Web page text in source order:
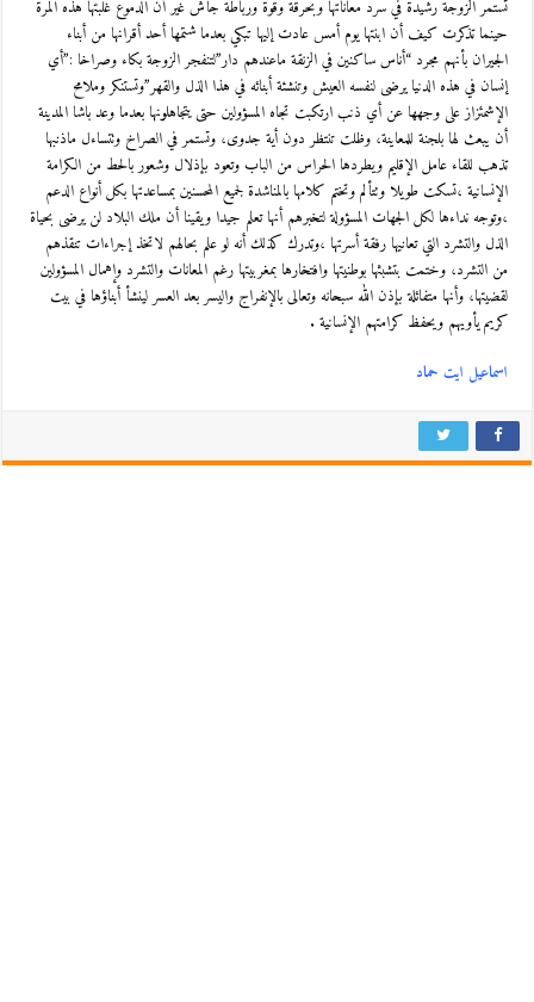
تستمر الزوجة رشيدة في سرد معاناتها وبحرقة وقوة ورباطة جأش غير أن الدموع غلبتها هذه المرة
حينما تذكرت كيف أن ابنتها يوم أمس عادت إليها تبكي بعدما شتمها أحد أقرانها من أبناء
الجيران بأنهم مجرد “أناس ساكنين في الزنقة ماعندهم دار”لتنفجر الزوجة بكاء وصراخا :”أي
إنسان في هذه الدنيا يرضى لنفسه العيش وتنشئة أبنائه في هذا الذل والقهر”وتستنكر وملامح
الإشمئزاز على وجهها عن أي ذنب ارتكبت تجاه المسؤولين حتى يتجاهلونها بعدما وعد باشا المدينة
أن يبعث لها بلجنة للمعاينة، وظلت تنتظر دون أية جدوى، وتستمر في الصراخ وتتساءل ماذنبها
تذهب للقاء عامل الإقليم ويطردها الحراس من الباب وتعود بإذلال وشعور بالحط من الكرامة
الإنسانية ،تسكت طويلا وتتألم وتختم كلامها بالمناشدة لجميع المحسنين بمساعدتها بكل أنواع الدعم
،وتوجه نداءها لكل الجهات المسؤولة لتخبرهم أنها تعلم جيدا ويقينا أن ملك البلاد لن يرضى بحياة
الذل والتشرد التي تعانيها رفقة أسرتها ،وتدرك كذلك أنه لو علم بحالهم لاتخذ إجراءات تنقذهم
من التشرد، وختمت بتشبثها بوطنيتها وافتخارها بمغربيتها رغم المعانات والتشرد وإهمال المسؤولين
لقضيتها، وأنها متفائلة بإذن الله سبحانه وتعالى بالإنفراج واليسر بعد العسر لينشأ أبناؤها في بيت
كريم يأويهم ويحفظ كرامتهم الإنسانية .
اسماعيل ايت حماد